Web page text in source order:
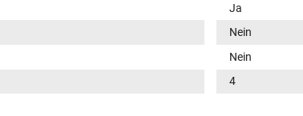
Ja
Nein
Nein
4